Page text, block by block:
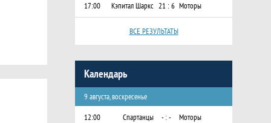
17:00 Кэпитал Шаркс 21 : 6 Моторы
ВСЕ РЕЗУЛЬТАТЫ
Календарь
9 августа, воскресенье
12:00
Спартанцы - : - Моторы